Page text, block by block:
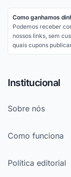
Como ganhamos
Podemos receber
nossos links, sem
quais cupons
Institucional
Sobre nós
Como funciona
Política editorial